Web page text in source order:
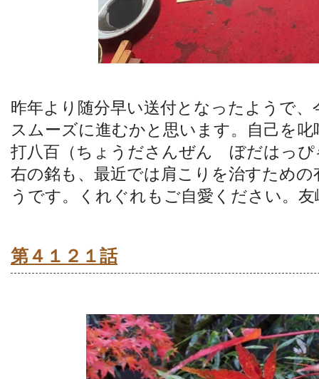
昨年より随分早い送付となったようで
スムーズに進むかと思います。自己を
打八百（ちょうださんぜん ぼだはっぴ
右の銘も、最近では肩こりを治すため
うです。くれぐれもご自愛ください。
第４１２１話